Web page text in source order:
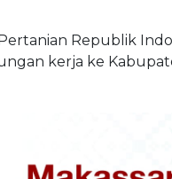
Republik
kerja ke